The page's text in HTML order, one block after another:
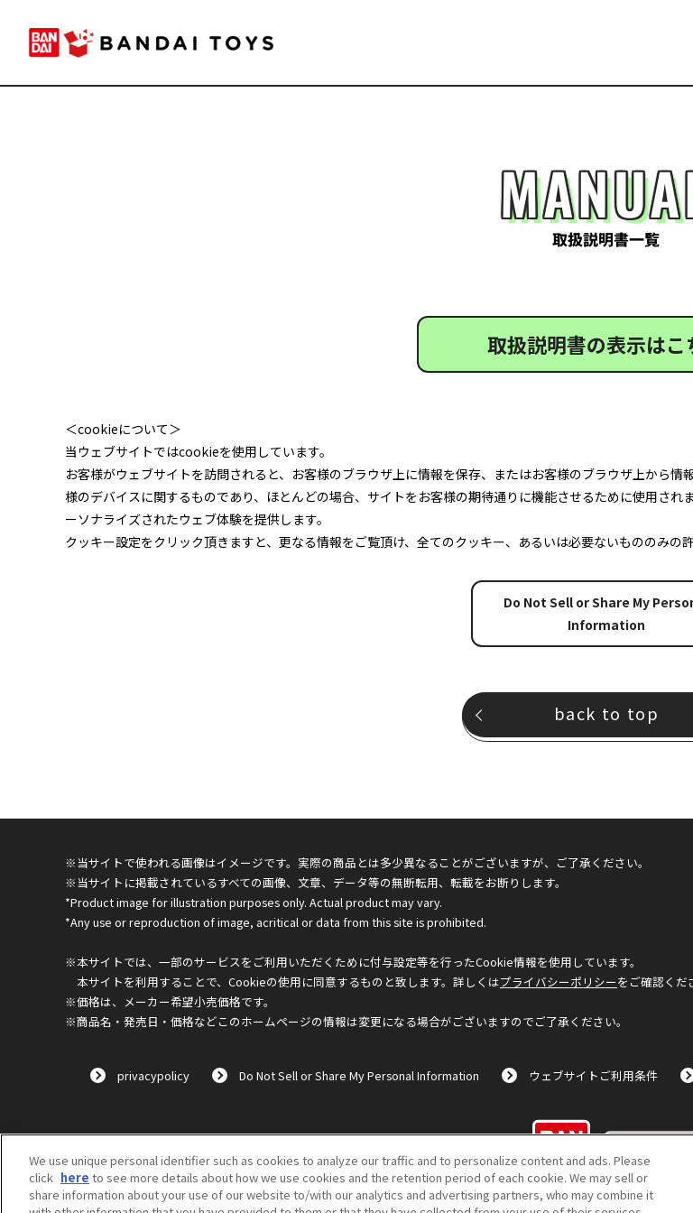
取扱説明書一覧
取扱説明書の表示はこ
＜cookieについて＞
当ウェブサイトではcookieを使用しています。
お客様がウェブサイトを訪問されると、お客様のブラウザ上に情報を保存、またはお客様のブラウザ上から
様のデバイスに関するものであり、ほとんどの場合、サイトをお客様の期待通りに機能させるために使用さ
ーソナライズされたウェブ体験を提供します。
クッキー設定をクリック頂きますと、更なる情報をご覧頂け、全てのクッキー、あるいは必要ないもののみの
Do Not Sell or Share My
Information
back to top
※当サイトで使われる画像はイメージです。実際の商品とは多少異なることがございますが、ご了承ください。
※当サイトに掲載されているすべての画像、文章、データ等の無断転用、転載をお断りします。
*Product image for illustration purposes only. Actual product may vary.
*Any use or reproduction of image, acritical or data from this site is prohibited.
※本サイトでは、一部のサービスをご利用いただくために付与設定等を行ったCookie情報を使用しています。
本サイトを利用することで、Cookieの使用に同意するものと致します。詳しくはプライバシーポリシーをご確認くだ
※価格は、メーカー希望小売価格です。
※商品名・発売日・価格などこのホームページの情報は変更になる場合がございますのでご了承ください。
privacypolicy Do Not Sell or Share My Personal Information ウェブサイトご利用条件
We use unique personal identifier such as cookies to analyze our traffic and to personalize content and ads. Please
click here to see more details about how we use cookies and the retention period of each cookie. We may sell or
share information about your use of our website to/with our analytics and advertising partners, who may combine it